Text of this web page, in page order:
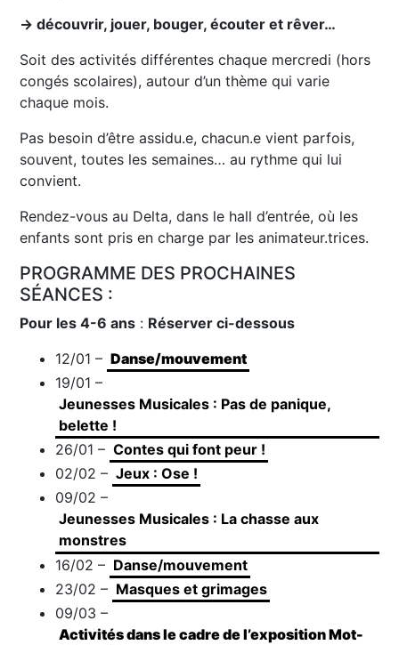
→ découvrir, jouer, bouger, écouter et rêver…
Soit des activités différentes chaque mercredi (hors
congés scolaires), autour d’un thème qui varie
chaque mois.
Pas besoin d’être assidu.e, chacun.e vient parfois,
souvent, toutes les semaines… au rythme qui lui
convient.
Rendez-vous au Delta, dans le hall d’entrée, où les
enfants sont pris en charge par les animateur.trices.
PROGRAMME DES PROCHAINES
SÉANCES :
Pour les 4-6 ans : Réserver ci-dessous
12/01 – Danse/mouvement
19/01 –
Jeunesses Musicales : Pas de panique,
belette !
26/01 – Contes qui font peur !
02/02 – Jeux : Ose !
09/02 –
Jeunesses Musicales : La chasse aux
monstres
16/02 – Danse/mouvement
23/02 – Masques et grimages
09/03 –
Activités dans le cadre de l’exposition Mot-